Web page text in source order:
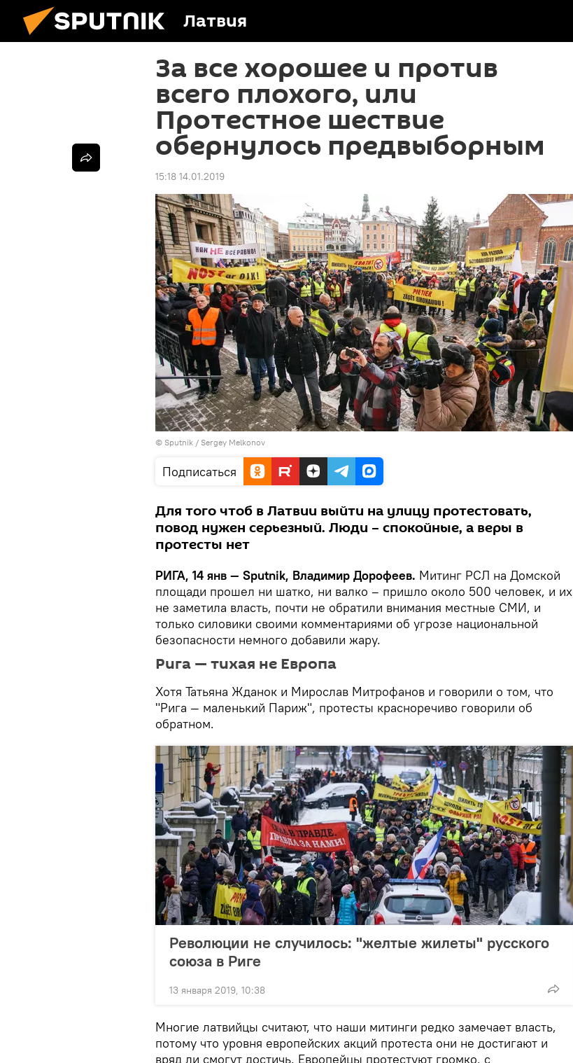
Латвия
За все хорошее и против
всего плохого, или
Протестное шествие
обернулось предвыборным
15:18 14.01.2019
© Sputnik / Sergey Melkonov
Подписаться
Для того чтоб в Латвии выйти на улицу протестовать,
повод нужен серьезный. Люди – спокойные, а веры в
протесты нет
РИГА, 14 янв — Sputnik, Владимир Дорофеев. Митинг РСЛ на Домской
площади прошел ни шатко, ни валко – пришло около 500 человек, и их
не заметила власть, почти не обратили внимания местные СМИ, и
только силовики своими комментариями об угрозе национальной
безопасности немного добавили жару.
Рига — тихая не Европа
Хотя Татьяна Жданок и Мирослав Митрофанов и говорили о том, что
"Рига — маленький Париж", протесты красноречиво говорили об
обратном.
Революции не случилось: "желтые жилеты" русского
союза в Риге
13 января 2019, 10:38
Многие латвийцы считают, что наши митинги редко замечает власть,
потому что уровня европейских акций протеста они не достигают и
вряд ли смогут достичь. Европейцы протестуют громко, с